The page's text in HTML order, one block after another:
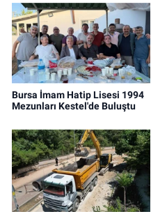
Bursa İmam Hatip Lisesi 1994
Mezunları Kestel'de Buluştu